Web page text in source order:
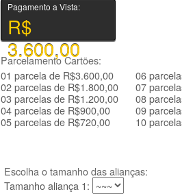
Pagamento a Vista:
R$
3.600,00
Parcelamento Cartões:
01 parcela de R$3.600,00
02 parcelas de R$1.800,00
03 parcelas de R$1.200,00
04 parcelas de R$900,00
05 parcelas de R$720,00
06
07
08
09
10
Escolha o tamanho das alianças:
Tamanho aliança 1: